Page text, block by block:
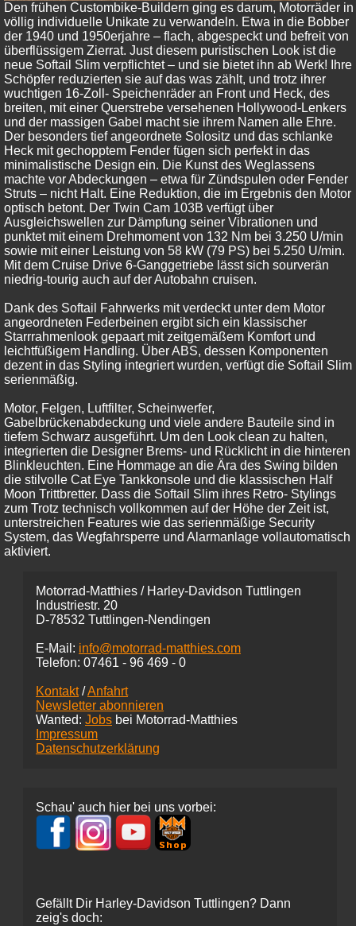
Den frühen Custombike-Buildern ging es darum, Motorräder in
völlig individuelle Unikate zu verwandeln. Etwa in die Bobber
der 1940 und 1950erjahre – flach, abgespeckt und befreit von
überflüssigem Zierrat. Just diesem puristischen Look ist die
neue Softail Slim verpflichtet – und sie bietet ihn ab Werk! Ihre
Schöpfer reduzierten sie auf das was zählt, und trotz ihrer
wuchtigen 16-Zoll- Speichenräder an Front und Heck, des
breiten, mit einer Querstrebe versehenen Hollywood-Lenkers
und der massigen Gabel macht sie ihrem Namen alle Ehre.
Der besonders tief angeordnete Solositz und das schlanke
Heck mit gechopptem Fender fügen sich perfekt in das
minimalistische Design ein. Die Kunst des Weglassens
machte vor Abdeckungen – etwa für Zündspulen oder Fender
Struts – nicht Halt. Eine Reduktion, die im Ergebnis den Motor
optisch betont. Der Twin Cam 103B verfügt über
Ausgleichswellen zur Dämpfung seiner Vibrationen und
punktet mit einem Drehmoment von 132 Nm bei 3.250 U/min
sowie mit einer Leistung von 58 kW (79 PS) bei 5.250 U/min.
Mit dem Cruise Drive 6-Ganggetriebe lässt sich sourverän
niedrig-tourig auch auf der Autobahn cruisen.
Dank des Softail Fahrwerks mit verdeckt unter dem Motor
angeordneten Federbeinen ergibt sich ein klassischer
Starrrahmenlook gepaart mit zeitgemäßem Komfort und
leichtfüßigem Handling. Über ABS, dessen Komponenten
dezent in das Styling integriert wurden, verfügt die Softail Slim
serienmäßig.
Motor, Felgen, Luftfilter, Scheinwerfer,
Gabelbrückenabdeckung und viele andere Bauteile sind in
tiefem Schwarz ausgeführt. Um den Look clean zu halten,
integrierten die Designer Brems- und Rücklicht in die hinteren
Blinkleuchten. Eine Hommage an die Ära des Swing bilden
die stilvolle Cat Eye Tankkonsole und die klassischen Half
Moon Trittbretter. Dass die Softail Slim ihres Retro- Stylings
zum Trotz technisch vollkommen auf der Höhe der Zeit ist,
unterstreichen Features wie das serienmäßige Security
System, das Wegfahrsperre und Alarmanlage vollautomatisch
aktiviert.
Motorrad-Matthies / Harley-Davidson Tuttlingen
Industriestr. 20
D-78532 Tuttlingen-Nendingen
E-Mail: info@motorrad-matthies.com
Telefon: 07461 - 96 469 - 0
Kontakt/Anfahrt
Newsletter abonnieren
Wanted: Jobs bei Motorrad-Matthies
Impressum
Datenschutzerklärung
Schau' auch hier bei uns vorbei:
Gefällt Dir Harley-Davidson Tuttlingen? Dann
zeig's doch: